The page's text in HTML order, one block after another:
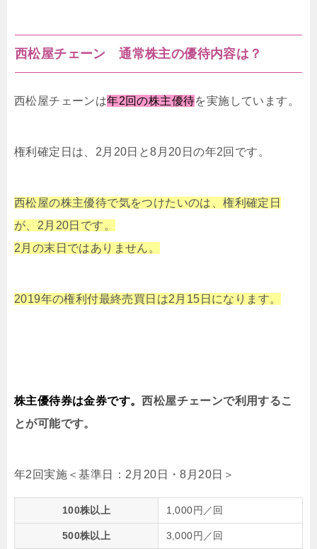
西松屋チェーン 通常株主の優待内容は？
西松屋チェーンは年2回の株主優待を実施しています。
権利確定日は、2月20日と8月20日の年2回です。
西松屋の株主優待で気をつけたいのは、権利確定日
が、2月20日です。
2月の末日ではありません。
2019年の権利付最終売買日は2月15日になります。
株主優待券は金券です。西松屋チェーンで利用するこ
とが可能です。
年2回実施＜基準日：2月20日・8月20日＞
100株以上 1,000円／回
500株以上 3,000円／回